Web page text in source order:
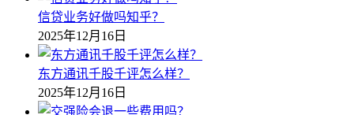
信贷业务好做吗知乎？
2025年12月16日
东方通讯千股千评怎么样？
2025年12月16日